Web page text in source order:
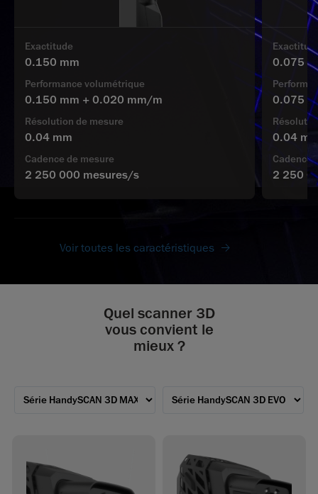
Exactitude
0.150 mm
Performance volumétrique
0.150 mm + 0.020 mm/m
Résolution de mesure
0.04 mm
Cadence de mesure
2 250 000 mesures/s
0.075
0.075
0.04
Cadence
2 250
Voir toutes les caractéristiques
Quel scanner 3D
vous convient le
mieux ?